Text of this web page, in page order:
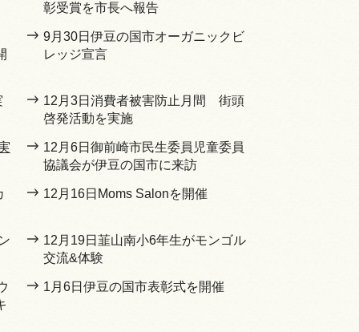
彰受賞を市長へ報告
9月30日伊豆の国市オーガニックビ
レッジ宣言
12月3日消費者被害防止月間 街頭
啓発活動を実施
12月6日御前崎市民生委員児童委員
協議会が伊豆の国市に来訪
12月16日Moms Salonを開催
12月19日韮山南小6年生がモンゴル
交流&体験
1月6日伊豆の国市表彰式を開催